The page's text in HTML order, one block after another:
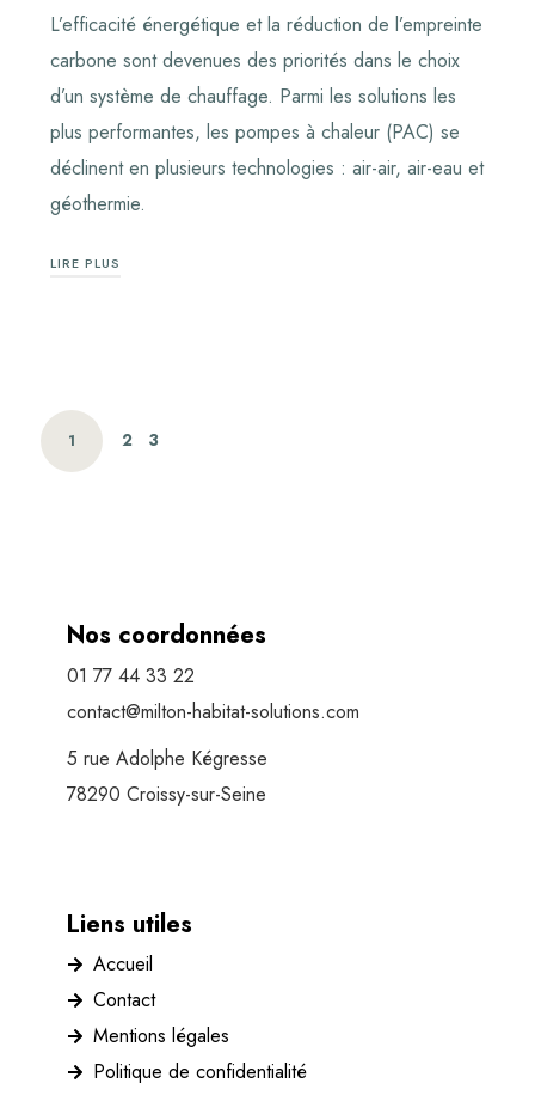
L’efficacité énergétique et la réduction de l’empreinte
carbone sont devenues des priorités dans le choix
d’un système de chauffage. Parmi les solutions les
plus performantes, les pompes à chaleur (PAC) se
déclinent en plusieurs technologies : air-air, air-eau et
géothermie.
LIRE PLUS
1 2 3
Nos coordonnées
01 77 44 33 22
contact@milton-habitat-solutions.com
5 rue Adolphe Kégresse
78290 Croissy-sur-Seine
Liens utiles
Accueil
Contact
Mentions légales
Politique de confidentialité